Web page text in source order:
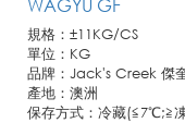
WAGYU GF
規格：±11KG/CS
單位：KG
品牌：Jack's Creek 傑
產地：澳洲
保存方式：冷藏(≦7℃;≧